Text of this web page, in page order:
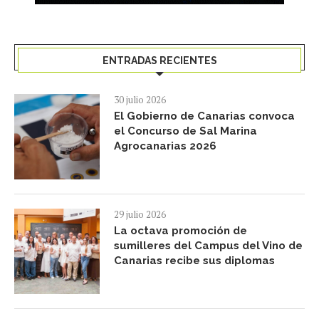
ENTRADAS RECIENTES
30 julio 2026
El Gobierno de Canarias convoca
el Concurso de Sal Marina
Agrocanarias 2026
29 julio 2026
La octava promoción de
sumilleres del Campus del Vino de
Canarias recibe sus diplomas